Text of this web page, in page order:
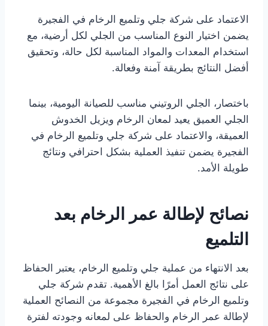
الاعتماد على شركة جلي وتلميع الرخام في الفجيرة
يضمن اختيار النوع المناسب من الجلي لكل أرضية، مع
استخدام المعدات والمواد المناسبة لكل حالة، وتحقيق
أفضل النتائج بطريقة آمنة وفعالة.
باختصار، الجلي الروتيني مناسب للصيانة اليومية، بينما
الجلي العميق يعيد لمعان الرخام ويزيل الخدوش
العميقة، والاعتماد على شركة جلي وتلميع الرخام في
الفجيرة يضمن تنفيذ العملية بشكل احترافي ونتائج
طويلة الأمد.
نصائح لإطالة عمر الرخام بعد
التلميع
بعد الانتهاء من عملية جلي وتلميع الرخام، يعتبر الحفاظ
على نتائج العمل أمرًا بالغ الأهمية. تقدم شركة جلي
وتلميع الرخام في الفجيرة مجموعة من النصائح العملية
لإطالة عمر الرخام والحفاظ على لمعانه وجودته لفترة